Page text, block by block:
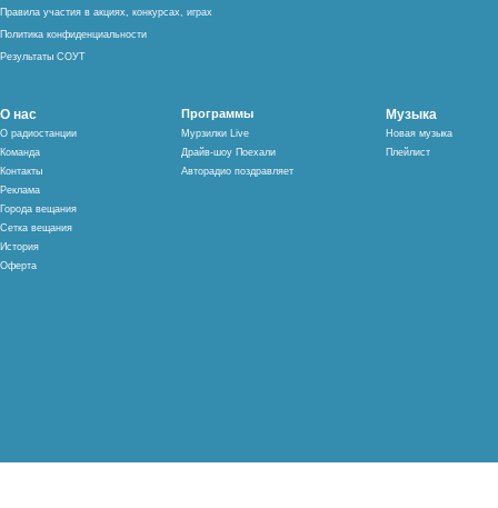
Правила участия в акциях, конкурсах, играх
Политика конфиденциальности
Результаты СОУТ
О нас
О радиостанции
Команда
Контакты
Реклама
Города вещания
Сетка вещания
История
Оферта
Программы
Мурзилки Live
Драйв-шоу Поехали
Авторадио поздравляет
Музыка
Новая музыка
Плейлист